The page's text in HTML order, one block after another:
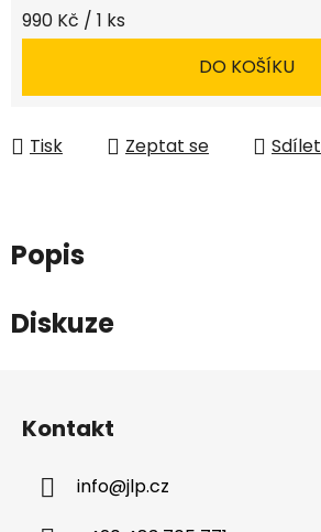
Měrná cena:
990 Kč / 1 ks
DO KOŠÍKU
Tisk Zeptat se Sdílet
Popis
Diskuze
Kontakt
info@jlp.cz